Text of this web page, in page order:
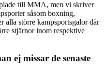
till MMA, men vi skriver
såsom boxning,
alla större kampsportsgalor där
stjärnor inom respektive
ej missar de senaste